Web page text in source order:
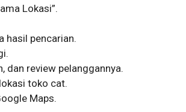
Lokasi”.
hasil pencarian.
dan review pelanggannya.
toko cat.
Maps.